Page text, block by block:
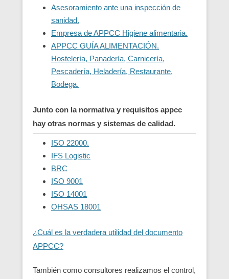
Asesoramiento ante una inspección de
sanidad.
Empresa de APPCC Higiene alimentaria.
APPCC GUÍA ALIMENTACIÓN.
Hostelería, Panadería, Carnicería,
Pescadería, Heladería, Restaurante,
Bodega.
Junto con la normativa y requisitos appcc
hay otras normas y sistemas de calidad.
ISO 22000.
IFS Logistic
BRC
ISO 9001
ISO 14001
OHSAS 18001
¿Cuál es la verdadera utilidad del documento
APPCC?
También como consultores realizamos el control,